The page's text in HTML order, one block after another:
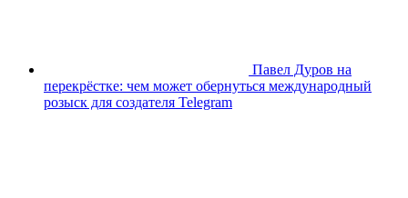
Павел Дуров на
перекрёстке: чем может обернуться международный
розыск для создателя Telegram